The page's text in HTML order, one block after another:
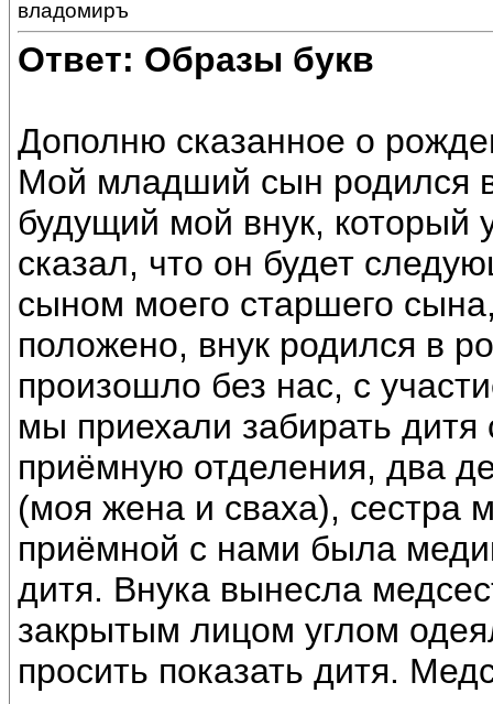
владомиръ
Ответ: Образы букв
Дополню сказанное о
Мой младший сын родился
будущий мой внук, который
сказал, что он будет
сыном моего старшего
положено, внук родился в
произошло без нас, с
мы приехали забирать
приёмную отделения, два
(моя жена и сваха), сестра
приёмной с нами была
дитя. Внука вынесла
закрытым лицом углом
просить показать дитя.